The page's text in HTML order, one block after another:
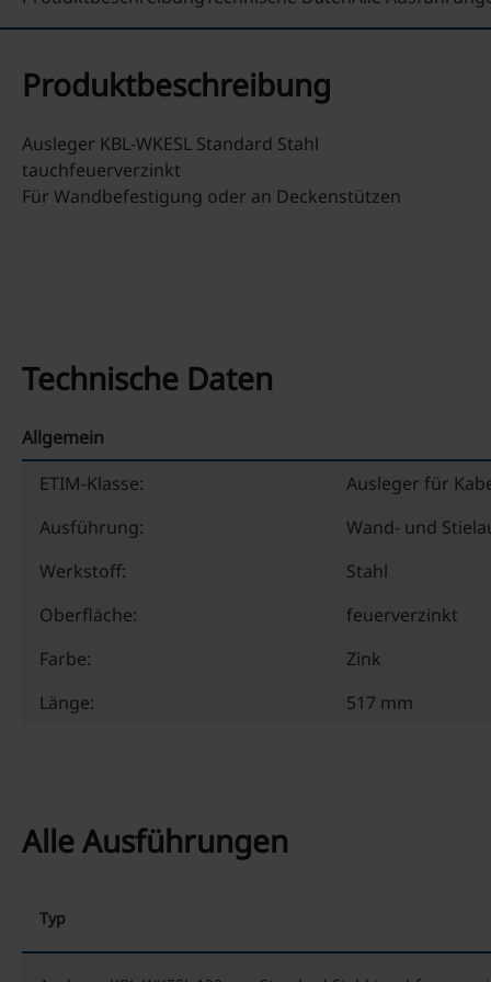
Produktbeschreibung
Ausleger KBL-WKESL Standard Stahl
tauchfeuerverzinkt
Für Wandbefestigung oder an Deckenstützen
Technische Daten
Allgemein
ETIM-Klasse:
Ausleger für
Ausführung:
Wand- und
Werkstoff:
Stahl
Oberfläche:
feuerverzinkt
Farbe:
Zink
Länge:
517 mm
Alle Ausführungen
Typ